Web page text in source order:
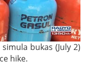
bukas (July 2)
hike.